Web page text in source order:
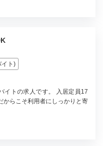
イト)
イトの求人です。 入居定員17
からこそ利用者にしっかりと寄